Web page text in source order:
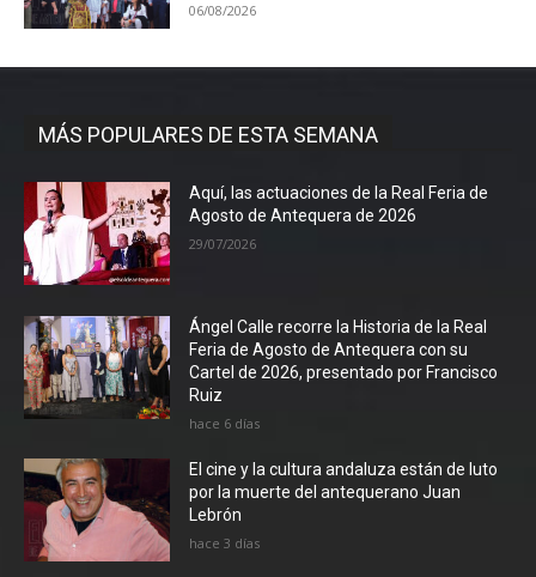
06/08/2026
MÁS POPULARES DE ESTA SEMANA
Aquí, las actuaciones de la Real Feria de
Agosto de Antequera de 2026
29/07/2026
Ángel Calle recorre la Historia de la Real
Feria de Agosto de Antequera con su
Cartel de 2026, presentado por Francisco
Ruiz
hace 6 días
El cine y la cultura andaluza están de luto
por la muerte del antequerano Juan
Lebrón
hace 3 días